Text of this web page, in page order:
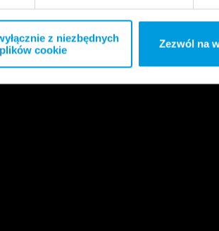
z niezbędnych
plików cookie
Zezwól na